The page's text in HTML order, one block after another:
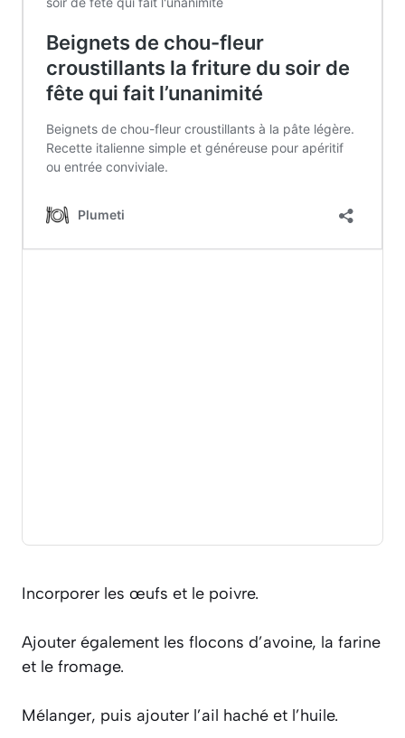
Incorporer les œufs et le poivre.
Ajouter également les flocons d’avoine, la farine
et le fromage.
Mélanger, puis ajouter l’ail haché et l’huile.